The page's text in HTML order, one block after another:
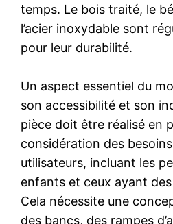
temps. Le bois traité, le
l’acier inoxydable sont
pour leur durabilité.
Un aspect essentiel du
son accessibilité et son
pièce doit être réalisé en
considération des
utilisateurs, incluant les
enfants et ceux ayant
Cela nécessite une
des bancs, des rampes